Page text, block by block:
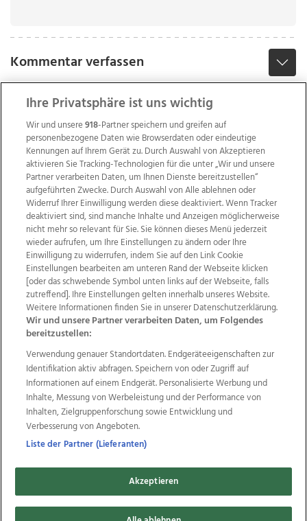
Kommentar verfassen
Wir über uns Mediadaten Kontakt
Jobs
Datenschutz
Impressum
AGB Anzeigekunden
AGB Website
Ehrenkodex Politische Werbung
Weitere Angebote des Medienhauses Wimmer
TV1 di-mog-i.at OÖNow
Ischler Woche
Life Radio
OÖNachrichten
OÖN Immobilien
OÖN Karriere
OÖN Reise
Promenaden Galerien
Regionaljobs
wasistlos.at
Copyrights © 2026 Tips Zeitungs GmbH & Co KG
Ihre Privatsphäre ist uns wichtig
Wir und unsere918-Partner speichern und greifen auf
personenbezogene Daten wie Browserdaten oder eindeutige
Kennungen auf Ihrem Gerät zu. Durch Auswahl von Akzeptieren
aktivieren Sie Tracking-Technologien für die unter „Wir und unsere
Partner verarbeiten Daten, um Ihnen Dienste bereitzustellen“
aufgeführten Zwecke. Durch Auswahl von Alle ablehnen oder
Widerruf Ihrer Einwilligung werden diese deaktiviert. Wenn Tracker
deaktiviert sind, sind manche Inhalte und Anzeigen möglicherweise
nicht mehr so relevant für Sie. Sie können dieses Menü jederzeit
wieder aufrufen, um Ihre Einstellungen zu ändern oder Ihre
Einwilligung zu widerrufen, indem Sie auf den Link Cookie
Einstellungen bearbeiten am unteren Rand der Webseite klicken
[oder das schwebende Symbol unten links auf der Webseite, falls
zutreffend]. Ihre Einstellungen gelten innerhalb unseres Website.
Weitere Informationen finden Sie in unserer Datenschutzerklärung.
Wir und unsere Partner verarbeiten Daten, um Folgendes
bereitzustellen:
Verwendung genauer Standortdaten. Endgeräteeigenschaften zur
Identifikation aktiv abfragen. Speichern von oder Zugriff auf
Informationen auf einem Endgerät. Personalisierte Werbung und
Inhalte, Messung von Werbeleistung und der Performance von
Inhalten, Zielgruppenforschung sowie Entwicklung und
Verbesserung von Angeboten.
Liste der Partner (Lieferanten)
Akzeptieren